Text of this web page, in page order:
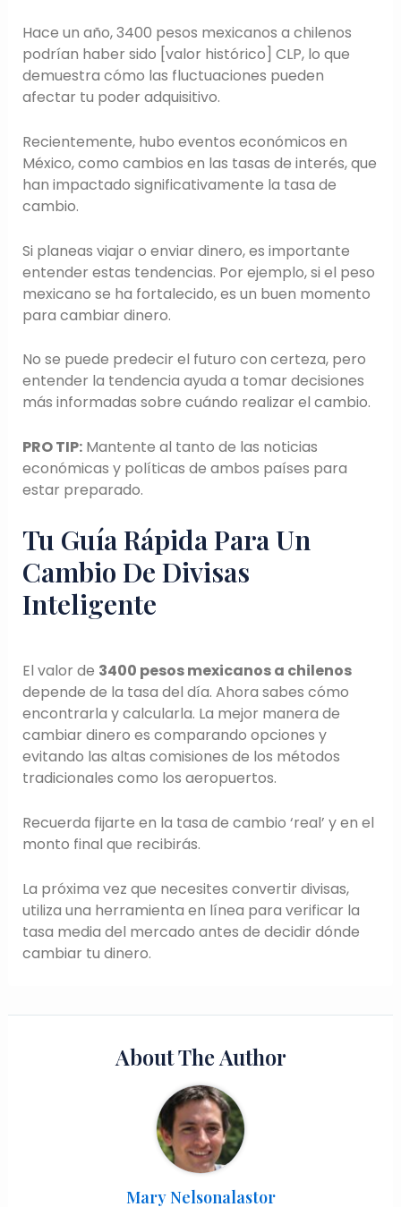
Hace un año, 3400 pesos mexicanos a chilenos
podrían haber sido [valor histórico] CLP, lo que
demuestra cómo las fluctuaciones pueden
afectar tu poder adquisitivo.
Recientemente, hubo eventos económicos en
México, como cambios en las tasas de interés, que
han impactado significativamente la tasa de
cambio.
Si planeas viajar o enviar dinero, es importante
entender estas tendencias. Por ejemplo, si el peso
mexicano se ha fortalecido, es un buen momento
para cambiar dinero.
No se puede predecir el futuro con certeza, pero
entender la tendencia ayuda a tomar decisiones
más informadas sobre cuándo realizar el cambio.
PRO TIP:Mantente al tanto de las noticias
económicas y políticas de ambos países para
estar preparado.
Tu Guía Rápida Para Un
Cambio De Divisas
Inteligente
El valor de 3400 pesos mexicanos a chilenos
depende de la tasa del día. Ahora sabes cómo
encontrarla y calcularla. La mejor manera de
cambiar dinero es comparando opciones y
evitando las altas comisiones de los métodos
tradicionales como los aeropuertos.
Recuerda fijarte en la tasa de cambio ‘real’ y en el
monto final que recibirás.
La próxima vez que necesites convertir divisas,
utiliza una herramienta en línea para verificar la
tasa media del mercado antes de decidir dónde
cambiar tu dinero.
About The Author
Mary Nelsonalastor